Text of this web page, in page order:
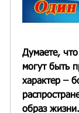
Думаете,
могут быть
характер –
образ